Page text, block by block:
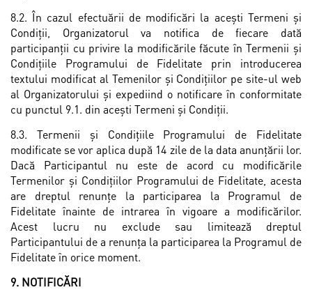
8.2. În cazul efectuării de modificări la aceşti Termeni și
Condiții, Organizatorul va notifica de fiecare dată
participanții cu privire la modificările făcute în Termenii și
Condiţiile Programului de Fidelitate prin introducerea
textului modificat al Temenilor și Condițiilor pe site-ul web
al Organizatorului și expediind o notificare în conformitate
cu punctul 9.1. din acești Termeni și Condiții.
8.3. Termenii și Condiţiile Programului de Fidelitate
modificate se vor aplica după 14 zile de la data anunţării lor.
Dacă Participantul nu este de acord cu modificările
Termenilor și Condiţiilor Programului de Fidelitate, acesta
are dreptul renunţe la participarea la Programul de
Fidelitate înainte de intrarea în vigoare a modificărilor.
Acest lucru nu exclude sau limitează dreptul
Participantului de a renunţa la participarea la Programul de
Fidelitate în orice moment.
9. NOTIFICĂRI